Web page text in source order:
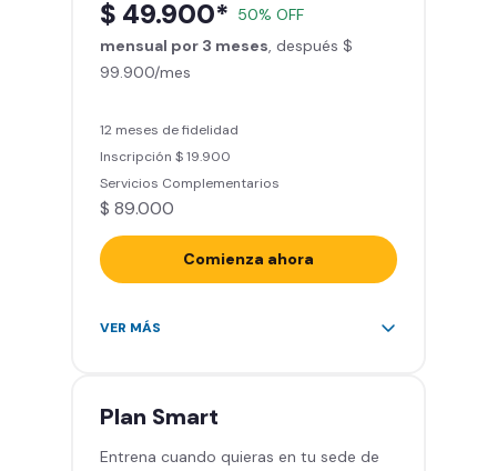
entrenamiento personalizado)
Clases grupales con profesores*
(Sujeto a disponibilidad de salón
Acceso a todas las áreas de la
sede
$ 49.900* 50% OFF
mensual por 3 meses , después $
99.900/mes
12 meses de fidelidad
Inscripción $ 19.900
Servicios Complementarios
$ 89.000
Comienza ahora
Acceso ilimitado a más de 2.000
Smart Spa (Relájate en los sillones
de masajes)
VER MÁS
Plan Smart
Entrena cuando quieras en tu sede de